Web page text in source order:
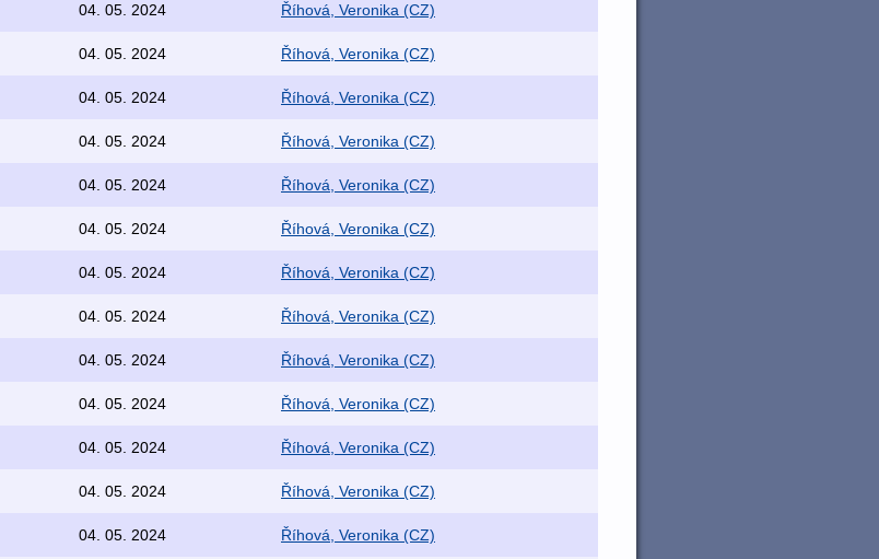
04. 05. 2024 Říhová, Veronika (CZ)
04. 05. 2024 Říhová, Veronika (CZ)
04. 05. 2024 Říhová, Veronika (CZ)
04. 05. 2024 Říhová, Veronika (CZ)
04. 05. 2024 Říhová, Veronika (CZ)
04. 05. 2024 Říhová, Veronika (CZ)
04. 05. 2024 Říhová, Veronika (CZ)
04. 05. 2024 Říhová, Veronika (CZ)
04. 05. 2024 Říhová, Veronika (CZ)
04. 05. 2024 Říhová, Veronika (CZ)
04. 05. 2024 Říhová, Veronika (CZ)
04. 05. 2024 Říhová, Veronika (CZ)
04. 05. 2024 Říhová, Veronika (CZ)